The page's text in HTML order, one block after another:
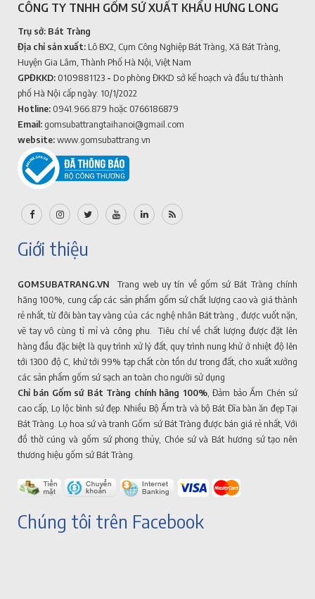
CÔNG TY TNHH GỐM SỨ XUẤT KHẨU HƯNG LONG
Trụ sở: Bát Tràng
Địa chỉ sản xuất: Lô BX2, Cụm Công Nghiệp Bát Tràng, Xã Bát Tràng,
Huyện Gia Lâm, Thành Phố Hà Nội, Việt Nam
GPĐKKD: 0109881123 - Do phòng ĐKKD sở kế hoạch và đầu tư thành
phố Hà Nội cấp ngày: 10/1/2022
Hotline: 0941.966.879 hoặc 0766186879
Email: gomsubattrangtaihanoi@gmail.com
website:www.gomsubattrang.vn
Giới thiệu
GOMSUBATRANG.VN Trang web uy tín về gốm sứ Bát Tràng chính
hãng 100%, cung cấp các sản phẩm gốm sứ chất lượng cao và giá thành
rẻ nhất, từ đôi bàn tay vàng của các nghệ nhân Bát tràng , được vuốt nặn,
vẽ tay vô cùng tỉ mỉ và công phu. Tiêu chí về chất lượng được đặt lên
hàng đầu đặc biệt là quy trình xử lý đất, quy trình nung khử ở nhiệt độ lên
tới 1300 độ C, khử tới 99% tạp chất còn tồn dư trong đất, cho xuất xưởng
các sản phẩm gốm sứ sạch an toàn cho người sử dụng
Chỉ bán Gốm sứ Bát Tràng chính hãng 100%, Đảm bảo Ấm Chén sứ
cao cấp, Lọ lộc bình sứ đẹp. Nhiều Bộ Ấm trà và bộ Bát Đĩa bàn ăn đẹp Tại
Bát Tràng. Lọ hoa sứ và tranh Gốm sứ Bát Tràng được bán giá rẻ nhất, Với
đồ thờ cúng và gốm sứ phong thủy, Chóe sứ và Bát hương sứ tạo nên
thương hiệu gốm sứ Bát Tràng.
Chúng tôi trên Facebook